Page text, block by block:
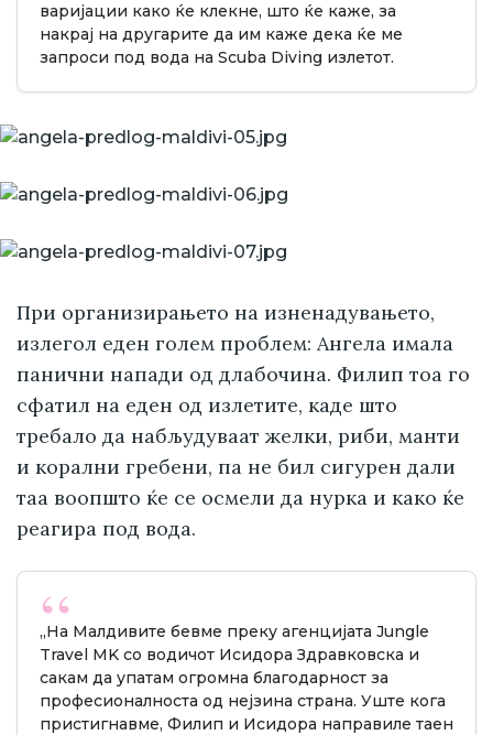
варијации како ќе клекне, што ќе каже, за
накрај на другарите да им каже дека ќе ме
запроси под вода на Scuba Diving излетот.
При организирањето на изненадувањето,
излегол еден голем проблем: Ангела имала
панични напади од длабочина. Филип тоа го
сфатил на еден од излетите, каде што
требало да набљудуваат желки, риби, манти
и корални гребени, па не бил сигурен дали
таа воопшто ќе се осмели да нурка и како ќе
реагира под вода.
„На Малдивите бевме преку агенцијата Jungle
Travel MK со водичот Исидора Здравковска и
сакам да упатам огромна благодарност за
професионалноста од нејзина страна. Уште кога
пристигнавме, Филип и Исидора направиле таен